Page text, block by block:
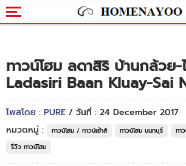
ทาวน์โฮม ลดาสิริ บ้านกล้วย-
Ladasiri Baan Kluay-Sai
โพสโดย : PURE / วันที่ : 24 December 2017
หมวดหมู่ :
ทาวน์โฮม / ทาวน์เฮ้าส์ ทาวน์โฮม นนทบุรี
ทา
รีวิว ทาวน์โฮม